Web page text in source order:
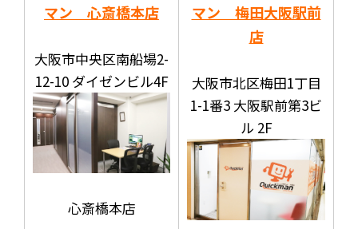
マン 心斎橋本店
大阪市中央区南船場2-
12-10 ダイゼンビル4F
心斎橋本店
マン 梅田大阪駅前
店
大阪市北区梅田1丁目
1-1番3 大阪駅前第3ビ
ル 2F